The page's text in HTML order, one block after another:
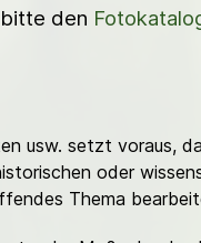
den
usw. setzt voraus,
oder
Thema